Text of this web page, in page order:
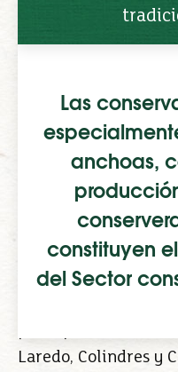
Las
anchoas,
constituyen
del Sector
Tierra marinera y
forman parte de su
conserveras de
sabido
y su respeto a la
producción de
Cantabriamás que
España (con una
Laredo, Colindres y